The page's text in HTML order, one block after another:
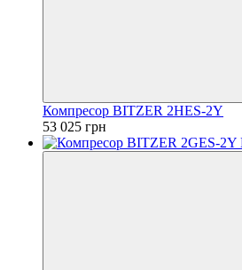
Компресор BITZER 2HES-2Y
53 025 грн